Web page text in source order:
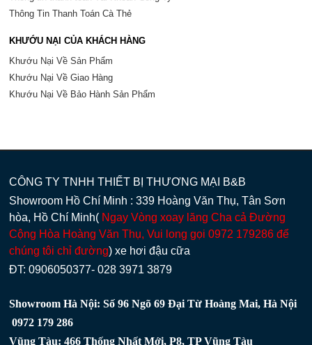
Thông Tin Thanh Toán Cà Thẻ
KHƯỚU NẠI CỦA KHÁCH HÀNG
Khướu Nại Về Sản Phẩm
Khướu Nại Về Giao Hàng
Khướu Nại Về Bảo Hành Sản Phẩm
CÔNG TY TNHH THIẾT BỊ THƯƠNG MẠI B&B
Showroom Hồ Chí Minh : 339 Hoàng Văn Thụ, Tân Sơn
hòa, Hồ Chí Minh( Ngay Vòng xoay lăng Cha cả Đường
Cộng Hòa Hoàng Văn Thụ, Vui long gọi 0972 179286 để
chúng tôi chỉ đường) xe hơi đậu cữa
ĐT: 0906050377- 028 3971 3879
Showroom Hà Nội: Số 96 Ngõ 69 Đại Từ Hoàng Mai, Hà Nội
0972 179 286
Vũng Tàu: 466 Thống Nhất Mới, P8, TP Vũng Tàu